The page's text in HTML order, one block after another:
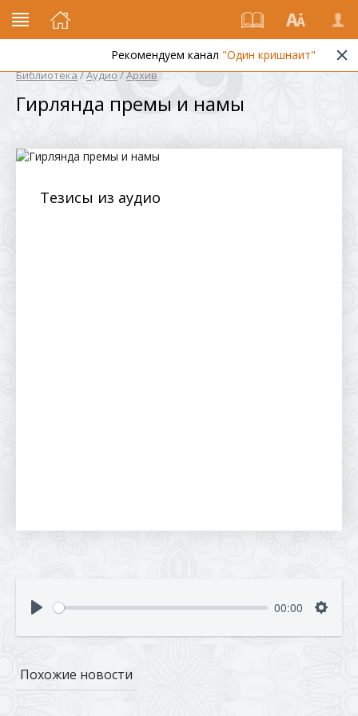
Рекомендуем канал"Один кришнаит"
Библиотека/Аудио/Архив
Гирлянда премы и намы
Тезисы из аудио
00:00
Похожие новости